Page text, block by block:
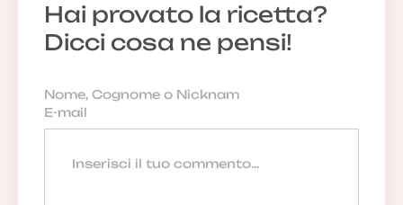
Hai provato la ricetta?
Dicci cosa ne pensi!